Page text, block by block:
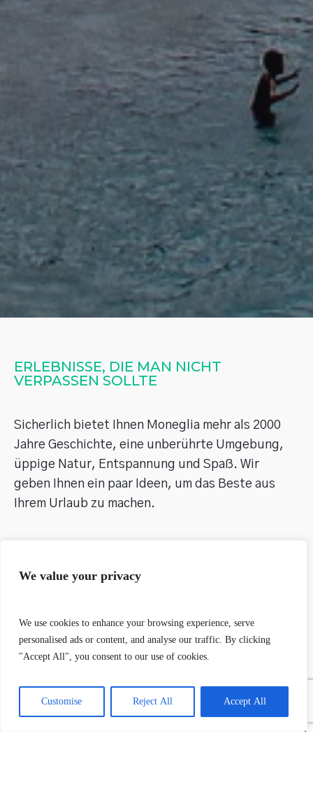
We value your privacy
We use cookies to enhance your browsing experience, serve
personalised ads or content, and analyse our traffic. By clicking
"Accept All", you consent to our use of cookies.
Customise Reject All Accept All
ERLEBNISSE, DIE MAN NICHT
VERPASSEN SOLLTE
Sicherlich bietet Ihnen Moneglia mehr als 2000
Jahre Geschichte, eine unberührte Umgebung,
üppige Natur, Entspannung und Spaß. Wir
geben Ihnen ein paar Ideen, um das Beste aus
Ihrem Urlaub zu machen.
Die schönsten Strände der Riviera di